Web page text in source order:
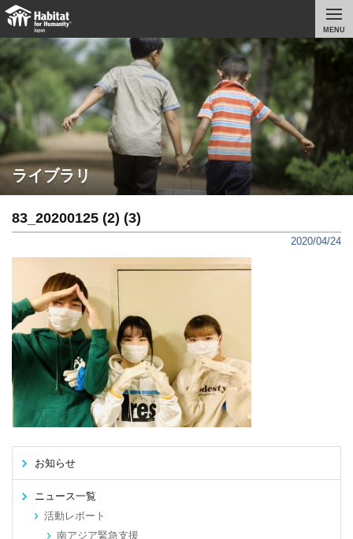
MENU
ライブラリ
83_20200125 (2) (3)
2020/04/24
お知らせ
ニュース一覧
活動レポート
南アジア緊急支援